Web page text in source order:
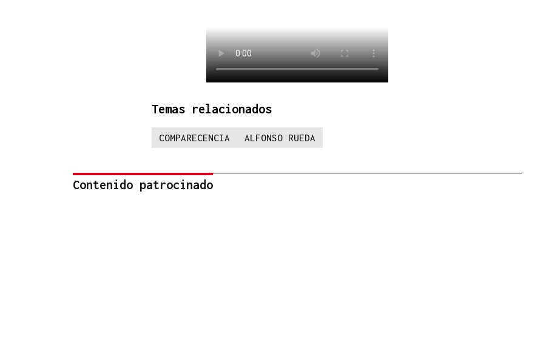
Temas relacionados
COMPARECENCIA ALFONSO RUEDA
Contenido patrocinado